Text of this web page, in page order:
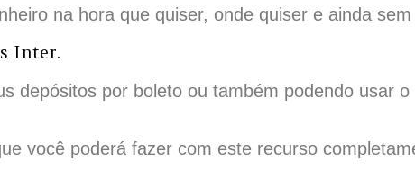
na hora que quiser, onde quiser e ainda
Inter.
depósitos por boleto ou também podendo usar
você poderá fazer com este recurso